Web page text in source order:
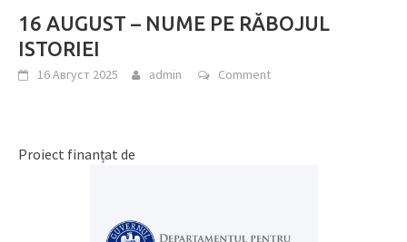
16 AUGUST – NUME PE RĂBOJUL
ISTORIEI
16 Август 2025 admin Comment
Proiect finanțat de